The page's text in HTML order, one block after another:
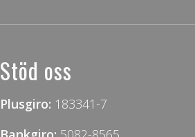
Stöd oss
Plusgiro: 183341-7